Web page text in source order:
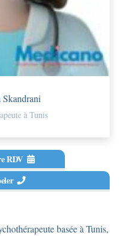
à Tunis
RDV
basée à Tunis,